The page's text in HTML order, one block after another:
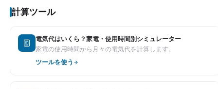
計算ツール
電気代はいくら？家電・使用時間別シミュレーター
家電の使用時間から月々の電気代を計算します。
ツールを使う